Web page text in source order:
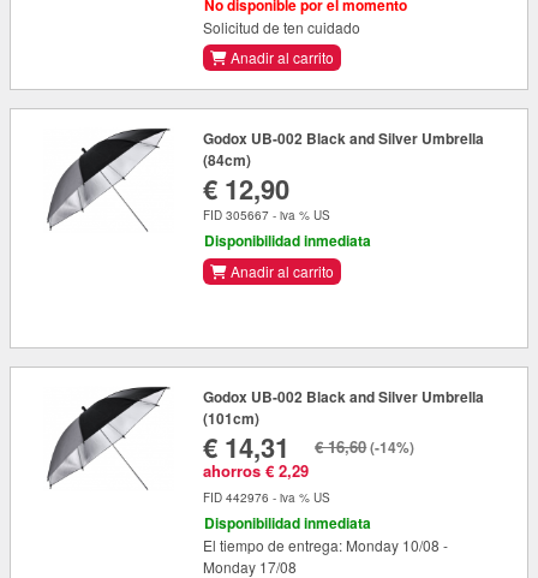
No disponible por el momento
Solicitud de ten cuidado
Anadir al carrito
Godox UB-002 Black and Silver Umbrella
(84cm)
€ 12,90
FID 305667 - iva % US
Disponibilidad inmediata
Anadir al carrito
Godox UB-002 Black and Silver Umbrella
(101cm)
€ 14,31
ahorros € 2,29
€ 16,60(-14%)
FID 442976 - iva % US
Disponibilidad inmediata
El tiempo de entrega: Monday 10/08 -
Monday 17/08